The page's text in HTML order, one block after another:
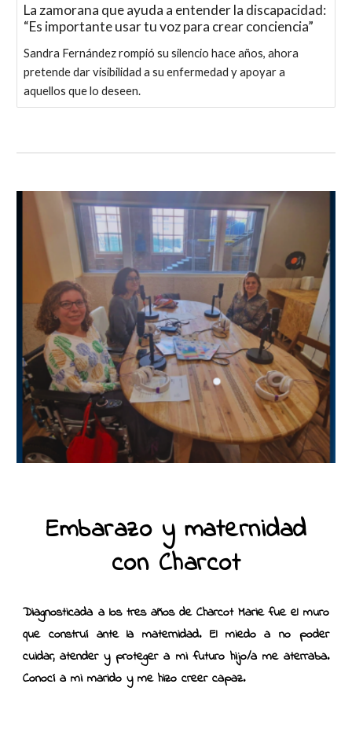
La zamorana que ayuda a entender la discapacidad:
“Es importante usar tu voz para crear conciencia”
Sandra Fernández rompió su silencio hace años, ahora
pretende dar visibilidad a su enfermedad y apoyar a
aquellos que lo deseen.
Embarazo y maternidad
con Charcot
Diagnosticada a los tres años de Charcot Marie fue el muro
que construí ante la maternidad. El miedo a no poder
cuidar, atender y proteger a mi futuro hijo/a me aterraba.
Conocí a mi marido y me hizo creer capaz.